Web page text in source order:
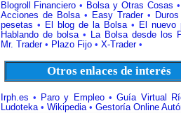
Blogroll Financiero • Bolsa y Otras Cosas •
Acciones de Bolsa• Easy Trader•
pesetas • El blog de la Bolsa• El nuevo
Hablando de bolsa• La Bolsa desde los
Mr. Trader• Plazo Fijo• X-Trader•
Otros enlaces de interés
Irph.es • Paro y Empleo•Guía Virtual
Ludoteka• Wikipedia• Gestoría Online